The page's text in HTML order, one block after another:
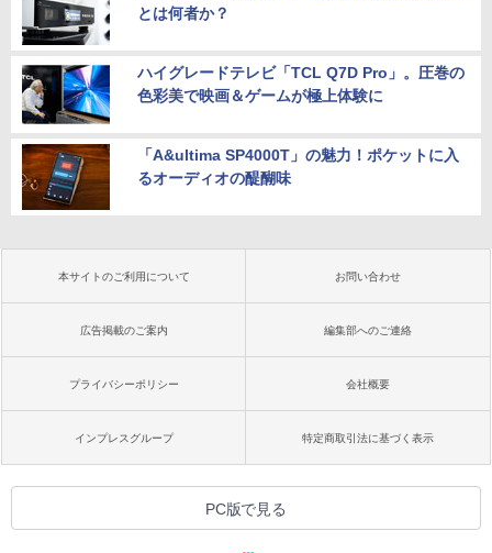
とは何者か？
ハイグレードテレビ「TCL Q7D Pro」。圧巻の
色彩美で映画＆ゲームが極上体験に
「A&ultima SP4000T」の魅力！ポケットに入
るオーディオの醍醐味
本サイトのご利用について お問い合わせ
広告掲載のご案内 編集部へのご連絡
プライバシーポリシー 会社概要
インプレスグループ 特定商取引法に基づく表示
PC版で見る